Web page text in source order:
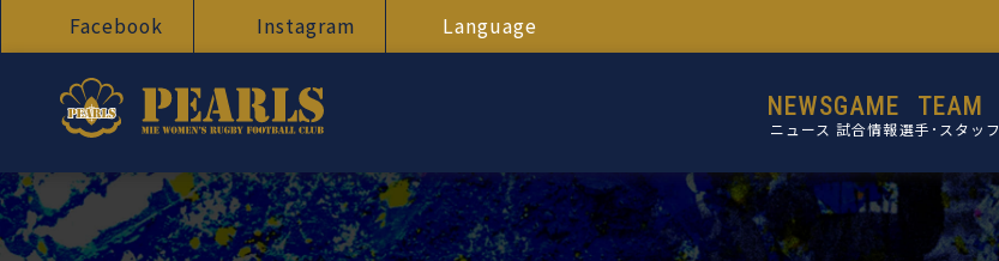
Facebook Instagram Language
NEWS
ニュース
GAME
試合情報
TEAM
選手･スタッフ
選手